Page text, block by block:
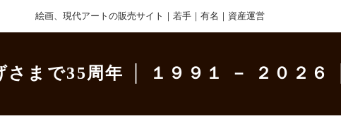
絵画、現代アートの販売サイト｜若手｜有名｜資産運営
さまで35周年 │ １９９１ － ２０２６ │